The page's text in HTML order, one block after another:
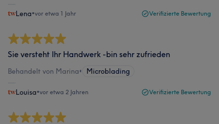
Lena•vor etwa 1 Jahr Verifizierte Bewertung
Sie versteht Ihr Handwerk -bin sehr zufrieden
Behandelt von Marina• Microblading
Louisa•vor etwa 2 Jahren Verifizierte Bewertung